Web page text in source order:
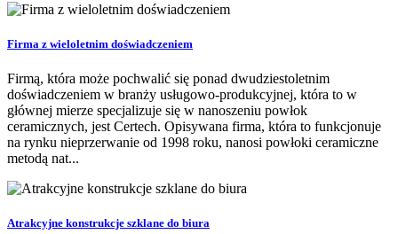
Firma z wieloletnim doświadczeniem
Firmą, która może pochwalić się ponad dwudziestoletnim
doświadczeniem w branży usługowo-produkcyjnej, która to w
głównej mierze specjalizuje się w nanoszeniu powłok
ceramicznych, jest Certech. Opisywana firma, która to funkcjonuje
na rynku nieprzerwanie od 1998 roku, nanosi powłoki ceramiczne
metodą nat...
Atrakcyjne konstrukcje szklane do biura